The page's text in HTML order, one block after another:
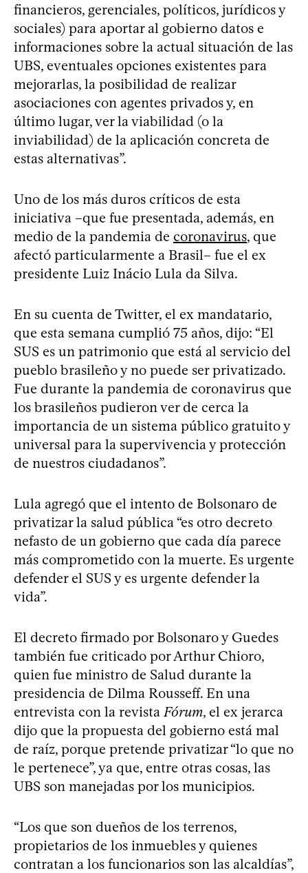
financieros, gerenciales, políticos, jurídicos y
sociales) para aportar al gobierno datos e
informaciones sobre la actual situación de las
UBS, eventuales opciones existentes para
mejorarlas, la posibilidad de realizar
asociaciones con agentes privados y, en
último lugar, ver la viabilidad (o la
inviabilidad) de la aplicación concreta de
estas alternativas”.
Uno de los más duros críticos de esta
iniciativa –que fue presentada, además, en
medio de la pandemia de coronavirus, que
afectó particularmente a Brasil– fue el ex
presidente Luiz Inácio Lula da Silva.
En su cuenta de Twitter, el ex mandatario,
que esta semana cumplió 75 años, dijo: “El
SUS es un patrimonio que está al servicio del
pueblo brasileño y no puede ser privatizado.
Fue durante la pandemia de coronavirus que
los brasileños pudieron ver de cerca la
importancia de un sistema público gratuito y
universal para la supervivencia y protección
de nuestros ciudadanos”.
Lula agregó que el intento de Bolsonaro de
privatizar la salud pública “es otro decreto
nefasto de un gobierno que cada día parece
más comprometido con la muerte. Es urgente
defender el SUS y es urgente defender la
vida”.
El decreto firmado por Bolsonaro y Guedes
también fue criticado por Arthur Chioro,
quien fue ministro de Salud durante la
presidencia de Dilma Rousseff. En una
entrevista con la revista Fórum, el ex jerarca
dijo que la propuesta del gobierno está mal
de raíz, porque pretende privatizar “lo que no
le pertenece”, ya que, entre otras cosas, las
UBS son manejadas por los municipios.
“Los que son dueños de los terrenos,
propietarios de los inmuebles y quienes
contratan a los funcionarios son las alcaldías”,